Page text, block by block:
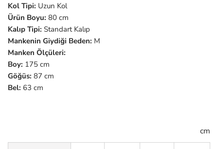
Kol Tipi: Uzun Kol
Ürün Boyu: 80 cm
Kalıp Tipi: Standart Kalıp
Mankenin Giydiği Beden: M
Manken Ölçüleri:
Boy: 175 cm
Göğüs: 87 cm
Bel: 63 cm
cm